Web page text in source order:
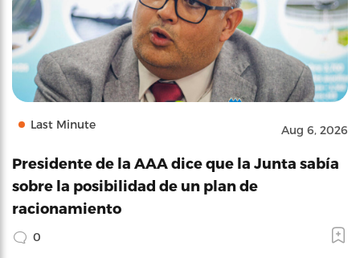
Last Minute Aug 6, 2026
Presidente de la AAA dice que la Junta sabía
sobre la posibilidad de un plan de
racionamiento
0